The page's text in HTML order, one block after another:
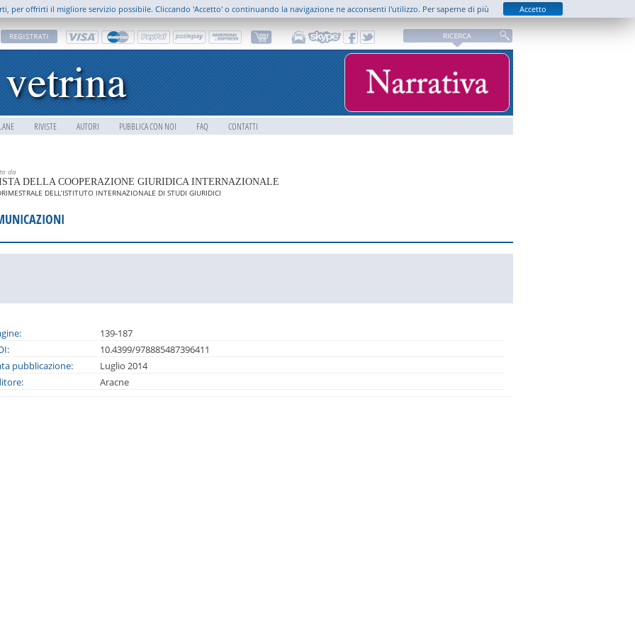
RIVISTE AUTORI PUBBLICA CON NOI FAQ CONTATTI
per offrirti il migliore servizio possibile. Cliccando 'Accetto' o continuando la navigazione ne acconsenti l'utilizzo. Per saperne di più Accetto
da
DELLA COOPERAZIONE GIURIDICA INTERNAZIONALE
DELL’ISTITUTO INTERNAZIONALE DI STUDI GIURIDICI
139-187
10.4399/978885487396411
pubblicazione:
Luglio 2014
Aracne